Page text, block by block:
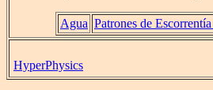
Agua Patrones de
HyperPhysics